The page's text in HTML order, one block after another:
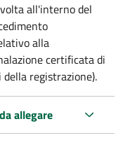
all'interno del
alla
certificata di
registrazione).
allegare